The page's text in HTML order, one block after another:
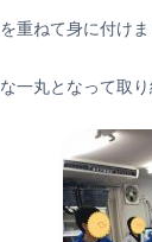
重ねて身に付けま
一丸となって取り